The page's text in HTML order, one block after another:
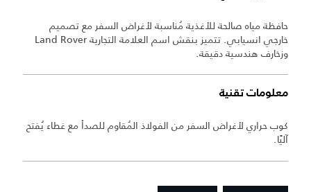
حافظة مياه صالحة للأغذية مُناسبة لأغراض السفر مع تصميم
خارجي انسيابي. تتميز بنقش اسم العلامة التجارية Land Rover
وزخارف هندسية دقيقة.
معلومات تقنية
كوب حراري لأغراض السفر من الفولاذ المُقاوم للصدأ مع غطاء يُفتح
آليًا.